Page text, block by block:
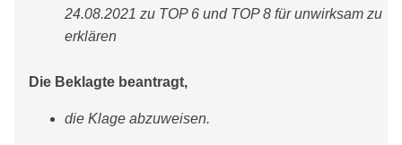
24.08.2021 zu TOP 6 und TOP 8 für unwirksam zu
erklären
Die Beklagte beantragt,
die Klage abzuweisen.